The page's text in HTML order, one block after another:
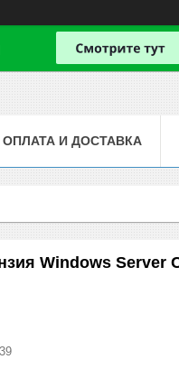
ОПЛАТА И ДОСТАВКА
Windows Server